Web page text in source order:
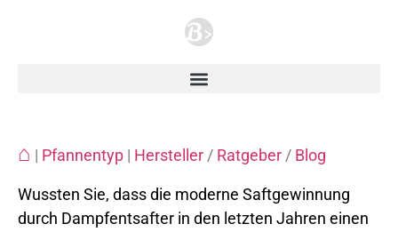
⌂ | Pfannentyp | Hersteller / Ratgeber / Blog
Wussten Sie, dass die moderne Saftgewinnung
durch Dampfentsafter in den letzten Jahren einen